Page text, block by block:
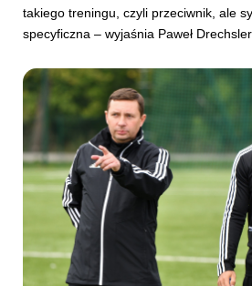
takiego treningu, czyli przeciwnik, ale
specyficzna – wyjaśnia Paweł Drechsler.